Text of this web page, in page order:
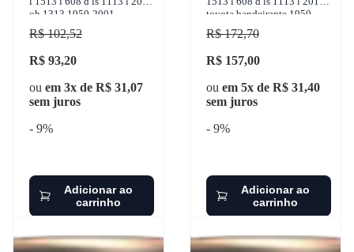
oh 1313 1950-2001
sulcarbon - sc089-2x
R$ 102,52
R$ 93,20
ou em 3x de R$ 31,07
sem juros
- 9%
Adicionar ao
carrinho
toyota bandeirante 1950-
2001 sulcarbon
R$ 172,70
R$ 157,00
ou em 5x de R$ 31,40
sem juros
- 9%
Adicionar ao
carrinho